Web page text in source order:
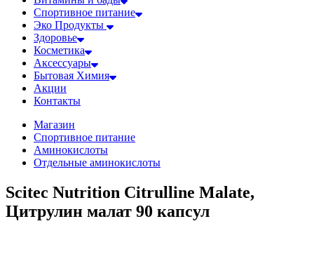
Спортивное питание
Эко Продукты
Здоровье
Косметика
Аксессуары
Бытовая Химия
Акции
Контакты
Магазин
Спортивное питание
Аминокислоты
Отдельные аминокислоты
Scitec Nutrition Citrulline Malate,
Цитрулин малат 90 капсул